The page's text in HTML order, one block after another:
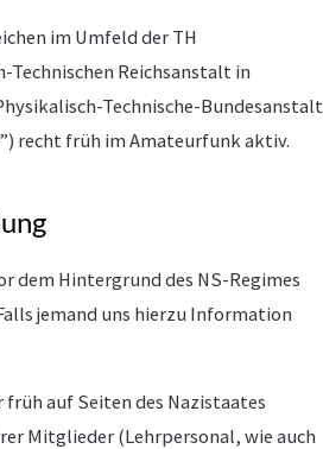
im Umfeld der TH
Technischen Reichsanstalt in
Technische-Bundesanstalt
recht früh im Amateurfunk aktiv.
dem Hintergrund des NS-Regimes
jemand uns hierzu Information
auf Seiten des Nazistaates
Mitglieder (Lehrpersonal, wie auch